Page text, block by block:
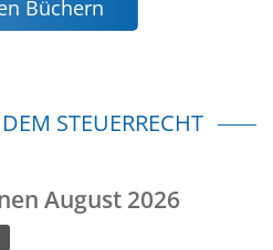
Büchern
STEUERRECHT
August 2026